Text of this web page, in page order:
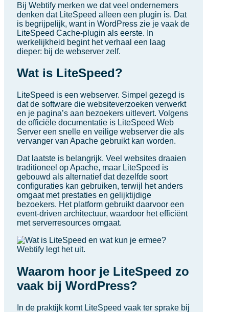
Bij Webtify merken we dat veel ondernemers
denken dat LiteSpeed alleen een plugin is. Dat
is begrijpelijk, want in WordPress zie je vaak de
LiteSpeed Cache-plugin als eerste. In
werkelijkheid begint het verhaal een laag
dieper: bij de webserver zelf.
Wat is LiteSpeed?
LiteSpeed is een webserver. Simpel gezegd is
dat de software die websiteverzoeken verwerkt
en je pagina’s aan bezoekers uitlevert. Volgens
de officiële documentatie is LiteSpeed Web
Server een snelle en veilige webserver die als
vervanger van Apache gebruikt kan worden.
Dat laatste is belangrijk. Veel websites draaien
traditioneel op Apache, maar LiteSpeed is
gebouwd als alternatief dat dezelfde soort
configuraties kan gebruiken, terwijl het anders
omgaat met prestaties en gelijktijdige
bezoekers. Het platform gebruikt daarvoor een
event-driven architectuur, waardoor het efficiënt
met serverresources omgaat.
Waarom hoor je LiteSpeed zo
vaak bij WordPress?
In de praktijk komt LiteSpeed vaak ter sprake bij